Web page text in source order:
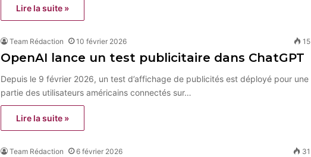
Lire la suite »
Team Rédaction 10 février 2026 15
OpenAI lance un test publicitaire dans ChatGPT
Depuis le 9 février 2026, un test d’affichage de publicités est déployé pour une
partie des utilisateurs américains connectés sur…
Lire la suite »
Team Rédaction 6 février 2026 31